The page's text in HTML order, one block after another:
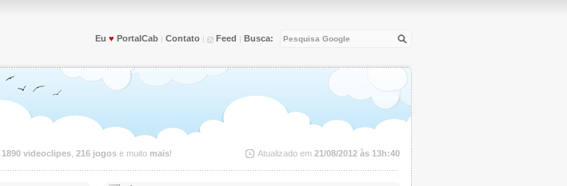
Eu ♥ PortalCab | Contato | Feed | Busca:
Atualizado em 21/08/2012 às 13h:40
1890 videoclipes 216 jogos e muito mais!